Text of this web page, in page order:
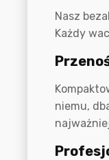
Nasz
Każdy
niemu,